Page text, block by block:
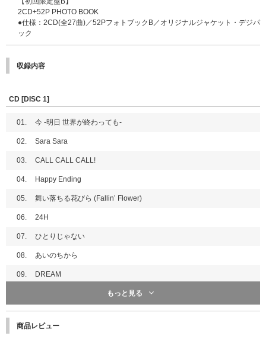
会」
当選数：800名
実施日：2023年11月21日(火) 東京都内
※会場は当選者のみにご案内いたします。
[F賞]：メンバー指定 直筆サイン入り直筆個人生写真
当選者数：650名(メンバー13名×50名)
9月7日(木)東京ドームで実施のイベントAおよびイベントBの応募期間は、
間内にご応募ください。
す。
2023年8月22日(火)10:00～8月28日(月)20:59まで
2023年8月28日(月)21:00～9月6日(水)20:59まで
当選発表：9月8日(金)17:00頃
[応募期間③]
当選発表：9月15日(金)17:00頃
※全3回の応募抽選となります。上記スケジュールを必ずご確認後、お申込
みください。
す。余裕を持ってご応募ください。
2CD+52P PHOTO BOOK
●仕様：2CD(全27曲)／52PフォトブックB／オリジナルジャケット・デジパ
ック
収録内容
CD [DISC 1]
01. 今 -明日 世界が終わっても-
02. Sara Sara
03. CALL CALL CALL!
04. Happy Ending
05. 舞い落ちる花びら (Fallin’ Flower)
06. 24H
07. ひとりじゃない
08. あいのちから
09. DREAM
CD [DISC 2]
01. HIGHLIGHT -Japanese ver.-
もっと見る
商品レビュー